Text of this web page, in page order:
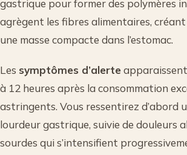
gastrique pour former des polymères
agrègent les fibres alimentaires,
une masse compacte dans l’estomac.
Les symptômes d’alerte
à 12 heures après la consommation
astringents. Vous ressentirez d’abord
lourdeur gastrique, suivie de douleurs
sourdes qui s’intensifient